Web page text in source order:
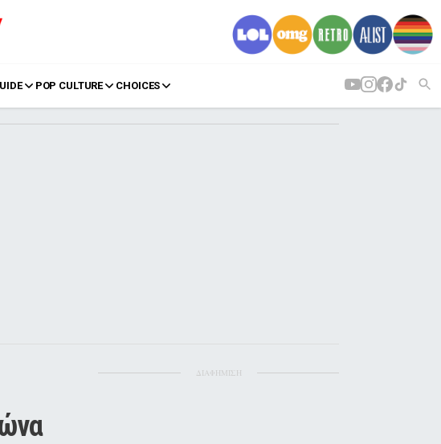
POP CULTURE CHOICES
ΔΙΑΦΗΜΙΣΗ